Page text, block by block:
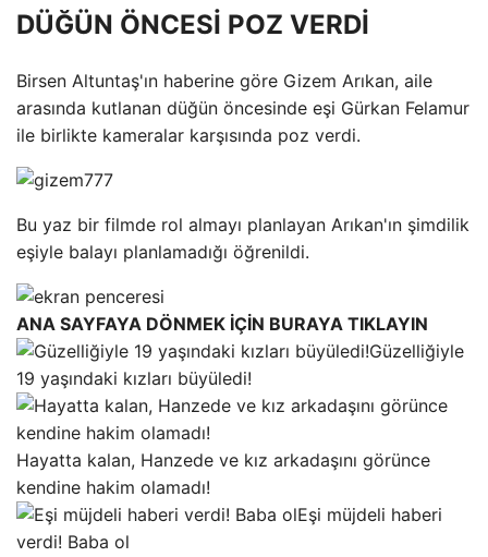
DÜĞÜN ÖNCESİ POZ VERDİ
Birsen Altuntaş'ın haberine göre Gizem Arıkan, aile
arasında kutlanan düğün öncesinde eşi Gürkan Felamur
ile birlikte kameralar karşısında poz verdi.
Bu yaz bir filmde rol almayı planlayan Arıkan'ın şimdilik
eşiyle balayı planlamadığı öğrenildi.
ANA SAYFAYA DÖNMEK İÇİN BURAYA TIKLAYIN
Güzelliğiyle
19 yaşındaki kızları büyüledi!
Hayatta kalan, Hanzede ve kız arkadaşını görünce
kendine hakim olamadı!
Eşi müjdeli haberi
verdi! Baba ol